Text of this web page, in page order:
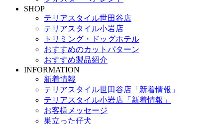
SHOP
テリアスタイル世田谷店
テリアスタイル小岩店
トリミング・ドッグホテル
おすすめのカットパターン
おすすめ製品紹介
INFORMATION
新着情報
テリアスタイル世田谷店「新着情報」
テリアスタイル小岩店「新着情報」
お客様メッセージ
巣立った仔犬